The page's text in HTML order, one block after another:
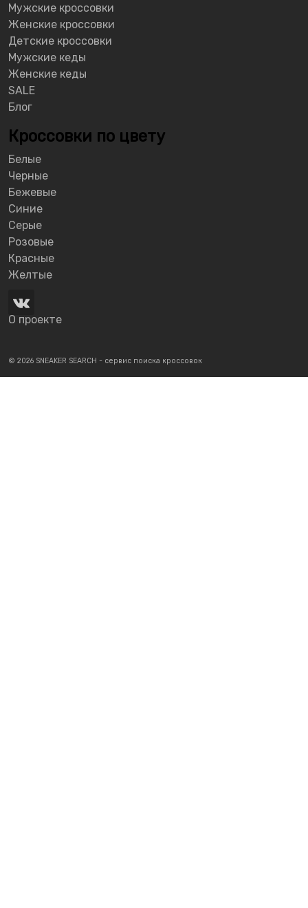
Мужские кроссовки
Женские кроссовки
Детские кроссовки
Мужские кеды
Женские кеды
SALE
Блог
Кроссовки по цвету
Белые
Черные
Бежевые
Синие
Серые
Розовые
Красные
Желтые
О проекте
© 2026 SNEAKER SEARCH - сервис поиска кроссовок